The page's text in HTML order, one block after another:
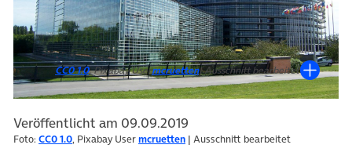
CC0 1.0, Pixabay Usermcruetten| Ausschnitt bearbeitet
Veröffentlicht am 09.09.2019
Foto: CC0 1.0, Pixabay Usermcruetten | Ausschnitt bearbeitet